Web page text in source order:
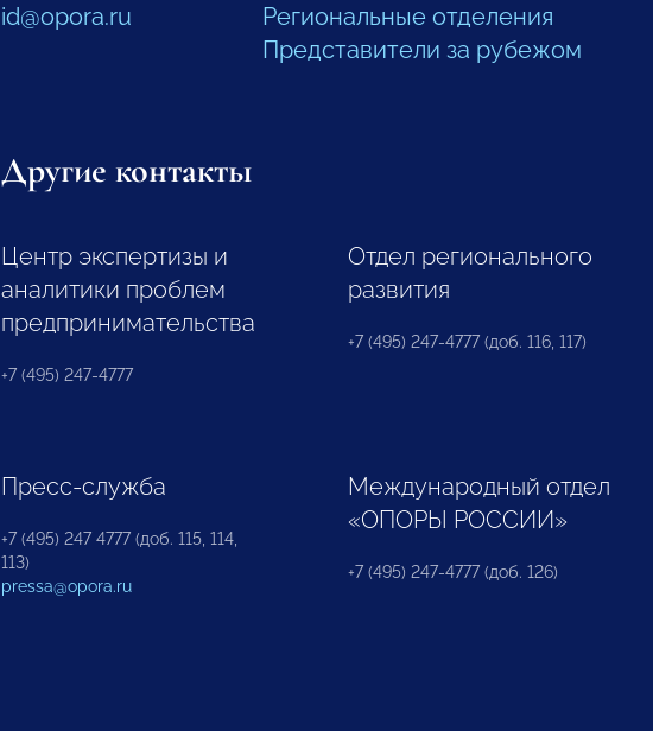
id@opora.ru
Региональные отделения
Представители за рубежом
Другие контакты
Центр экспертизы и
аналитики проблем
предпринимательства
+7 (495) 247-4777
Отдел регионального
развития
+7 (495) 247-4777 (доб. 116, 117)
Пресс-служба
+7 (495) 247 4777 (доб. 115, 114,
113)
pressa@opora.ru
Международный отдел
«ОПОРЫ РОССИИ»
+7 (495) 247-4777 (доб. 126)